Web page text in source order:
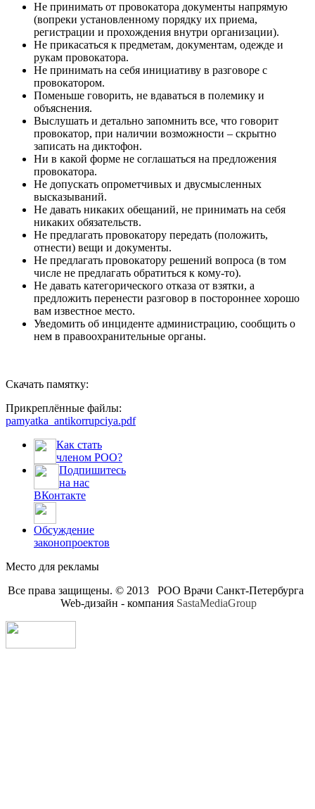
Не принимать от провокатора документы напрямую
(вопреки установленному порядку их приема,
регистрации и прохождения внутри организации).
Не прикасаться к предметам, документам, одежде и
рукам провокатора.
Не принимать на себя инициативу в разговоре с
провокатором.
Поменьше говорить, не вдаваться в полемику и
объяснения.
Выслушать и детально запомнить все, что говорит
провокатор, при наличии возможности – скрытно
записать на диктофон.
Ни в какой форме не соглашаться на предложения
провокатора.
Не допускать опрометчивых и двусмысленных
высказываний.
Не давать никаких обещаний, не принимать на себя
никаких обязательств.
Не предлагать провокатору передать (положить,
отнести) вещи и документы.
Не предлагать провокатору решений вопроса (в том
числе не предлагать обратиться к кому-то).
Не давать категорического отказа от взятки, а
предложить перенести разговор в постороннее хорошо
вам известное место.
Уведомить об инциденте администрацию, сообщить о
нем в правоохранительные органы.
Скачать памятку:
Прикреплённые файлы:
pamyatka_antikorrupciya.pdf
Как стать
членом РОО?
Подпишитесь
на нас
ВКонтакте
Обсуждение
законопроектов
Место для рекламы
Все права защищены. © 2013 РОО Врачи Санкт-Петербурга
Web-дизайн - компания SastaMediaGroup